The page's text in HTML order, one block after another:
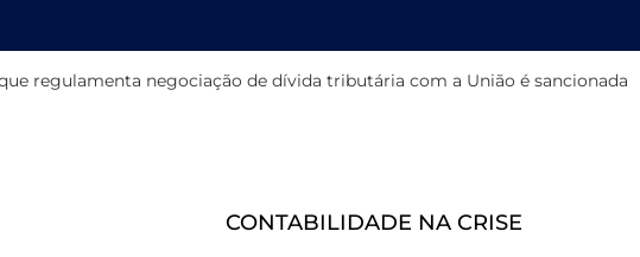
regulamenta negociação de dívida tributária com a União é sancionada
CONTABILIDADE NA CRISE